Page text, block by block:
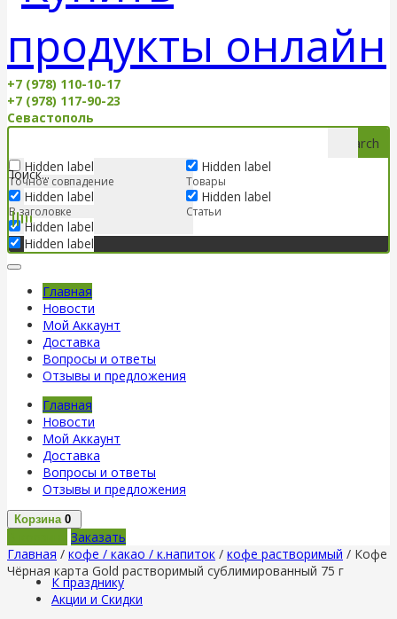
+7 (978) 110-10-17
+7 (978) 117-90-23
Севастополь
Search
Hidden label
Точное совпадение
Hidden label
В заголовке
Hidden label
Hidden label
Hidden label
Товары
Hidden label
Статьи
Главная
Новости
Мой Аккаунт
Доставка
Вопросы и ответы
Отзывы и предложения
Главная
Новости
Мой Аккаунт
Доставка
Вопросы и ответы
Отзывы и предложения
Корзина 0
Заказать
Главная / кофе / какао / к.напиток / кофе растворимый / Кофе
Чёрная карта Gold растворимый сублимированный 75 г
К празднику
Акции и Скидки